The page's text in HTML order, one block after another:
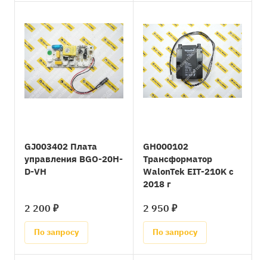
GJ003402 Плата
управления BGO-20H-
D-VH
2 200 ₽
По запросу
GH000102
Трансформатор
WalonTek EIT-210K с
2018 г
2 950 ₽
По запросу